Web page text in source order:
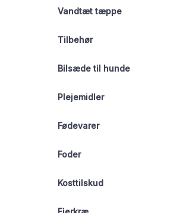
Vandtæt tæppe
Tilbehør
Bilsæde til hunde
Plejemidler
Fødevarer
Foder
Kosttilskud